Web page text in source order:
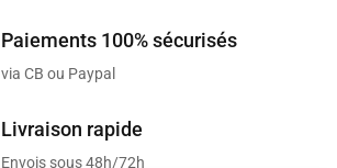
Paiements 100% sécurisés
via CB ou Paypal
Livraison rapide
Envois sous 48h/72h